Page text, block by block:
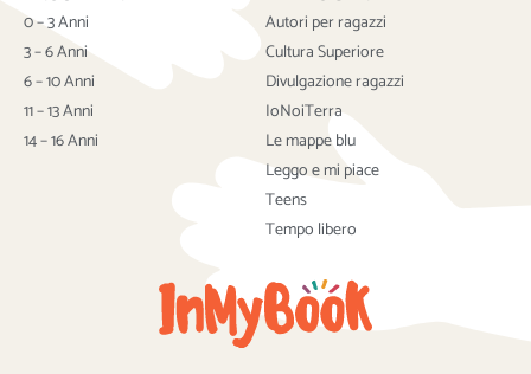
t
e
r
u
b
e
0 – 3 Anni
3 – 6 Anni
6 – 10 Anni
11 – 13 Anni
14 – 16 Anni
Autori per ragazzi
Cultura Superiore
Divulgazione ragazzi
IoNoiTerra
Le mappe blu
Leggo e mi piace
Teens
Tempo libero